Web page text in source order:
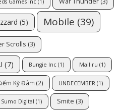
Games Inc (1)
(5) Mobile (39)
Scrolls (3)
(7) Bungie Inc (1) Mail.ru (1)
Kỳ Đàm (2) UNDECEMBER (1)
Sumo Digital (1) Smite (3)